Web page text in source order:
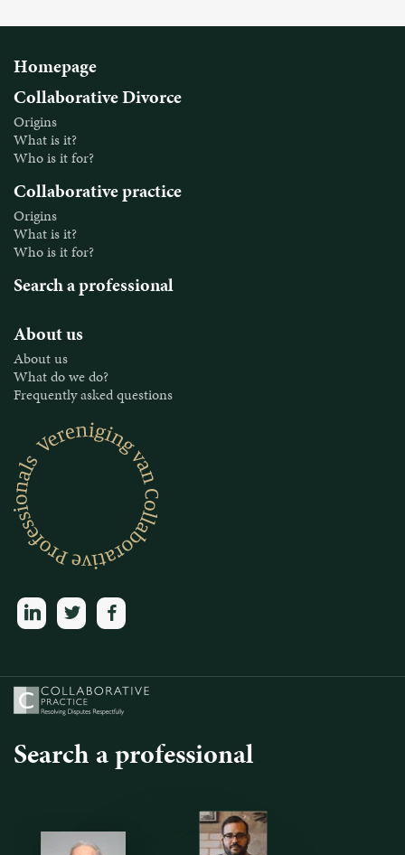
Homepage
Collaborative Divorce
Origins
What is it?
Who is it for?
Collaborative practice
Origins
What is it?
Who is it for?
Search a professional
About us
About us
What do we do?
Frequently asked questions
linkedintwitter facebook
Search a professional